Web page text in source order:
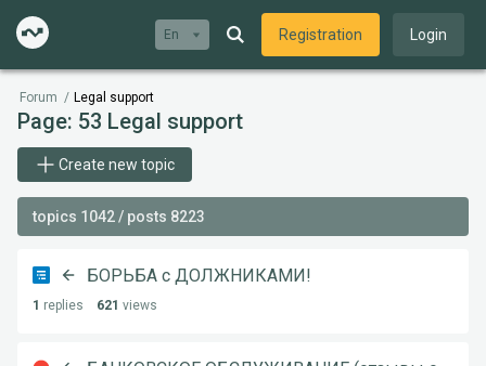
En Registration Login
Forum / Legal support
Page: 53 Legal support
Create new topic
topics 1042 / posts 8223
БОРЬБА с ДОЛЖНИКАМИ!
1 replies 621 views